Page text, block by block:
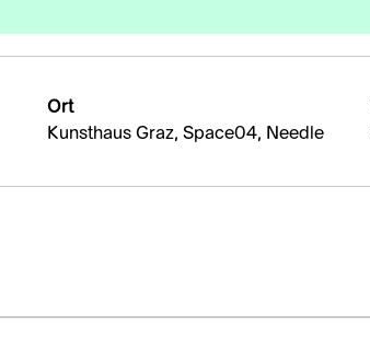
Ort
Kunsthaus Graz, Space04, Needle